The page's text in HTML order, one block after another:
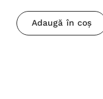
Cadou: Încrede-te in
Adaugă în coș